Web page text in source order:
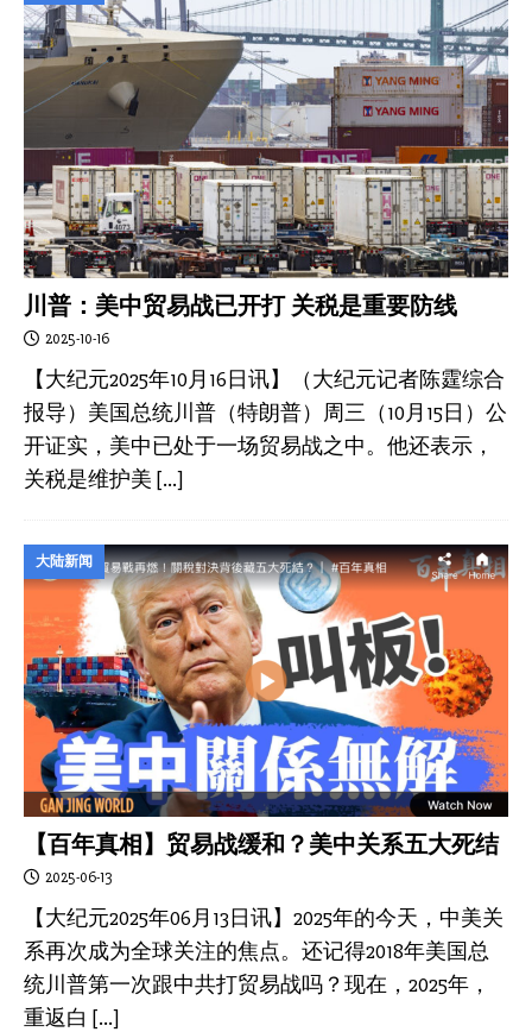
川普：美中贸易战已开打 关税是重要防线
2025-10-16
【大纪元2025年10月16日讯】（大纪元记者陈霆综合
报导）美国总统川普（特朗普）周三（10月15日）公
开证实，美中已处于一场贸易战之中。他还表示，
关税是维护美 […]
大陆新闻
【百年真相】贸易战缓和？美中关系五大死结
2025-06-13
【大纪元2025年06月13日讯】2025年的今天，中美关
系再次成为全球关注的焦点。还记得2018年美国总
统川普第一次跟中共打贸易战吗？现在，2025年，
重返白 […]